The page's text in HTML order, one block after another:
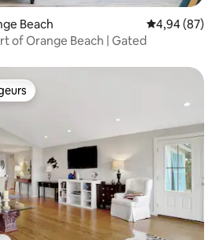
Beach Évaluation
4,94 (87)
of Orange Beach | Gated